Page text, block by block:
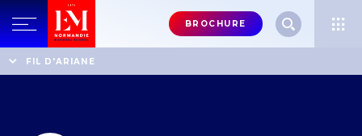
Menu
header-
right
BROCHURE
FIL D'ARIANE
Accueil